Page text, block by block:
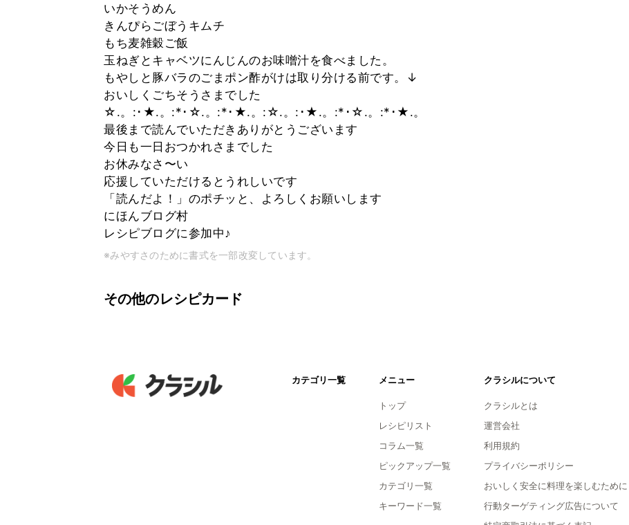
いかそうめん
きんぴらごぼうキムチ
もち麦雑穀ご飯
玉ねぎとキャベツにんじんのお味噌汁を食べました。
もやしと豚バラのごまポン酢がけは取り分ける前です。↓
おいしくごちそうさまでした
☆.。:･★.。:*･☆.。:*･★.。:☆.。:･★.。:*･☆.。:*･★.。
最後まで読んでいただきありがとうございます
今日も一日おつかれさまでした
お休みなさ〜い
応援していただけるとうれしいです
「読んだよ！」のポチッと、よろしくお願いします
にほんブログ村
レシピブログに参加中♪
※みやすさのために書式を一部改変しています。
その他のレシピカード
カテゴリ一覧 メニュー
トップ
レシピリスト
コラム一覧
ピックアップ一覧
カテゴリ一覧
キーワード一覧
クラシルについて
クラシルとは
運営会社
利用規約
プライバシーポリシー
おいしく安全に料理を楽しむために
行動ターゲティング広告について